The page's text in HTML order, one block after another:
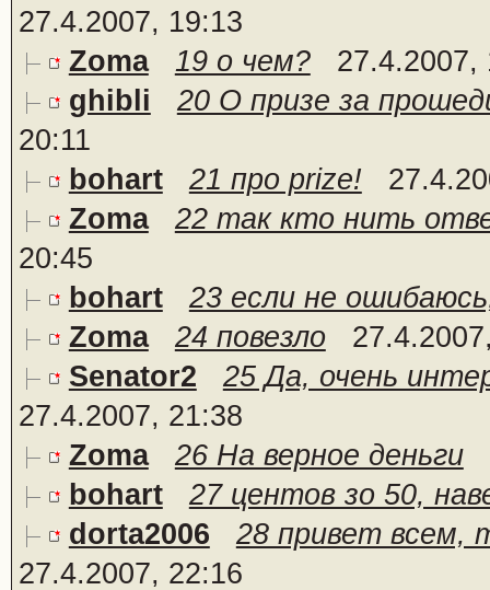
27.4.2007, 19:13
Zoma
19 о чем?
27.4.2007,
ghibli
20 О призе за
20:11
bohart
21 про prize!
Zoma
22 так кто нить
20:45
bohart
23 если не
Zoma
24 повезло
Senator2
25 Да, очень
27.4.2007, 21:38
Zoma
26 На верное деньги
bohart
27 центов зо 50,
dorta2006
28 привет всем,
27.4.2007, 22:16